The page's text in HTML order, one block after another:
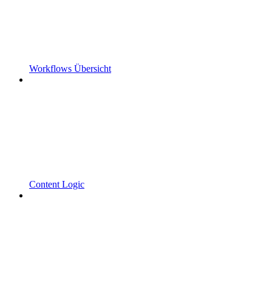
Workflows Übersicht
Content Logic